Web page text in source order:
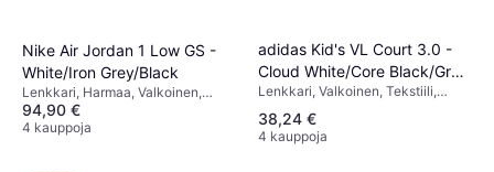
Nike Air Jordan 1 Low GS -
White/Iron Grey/Black
Lenkkari, Harmaa, Valkoinen,
Nahka, Tekonahka
94,90 €
4 kauppoja
adidas Kid's VL Court 3.0 -
Cloud White/Core Black/Grey
One
Lenkkari, Valkoinen, Tekstiili,
38,24 €
4 kauppoja